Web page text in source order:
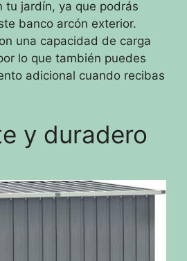
tu jardín, ya que podrás
banco arcón exterior.
una capacidad de carga
lo que también puedes
adicional cuando recibas
y duradero